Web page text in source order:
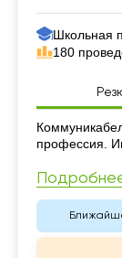
Школьная
180
Резюме
профессия.